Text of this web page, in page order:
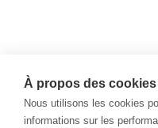
À propos des
Nous utilisons les cookies
informations sur les